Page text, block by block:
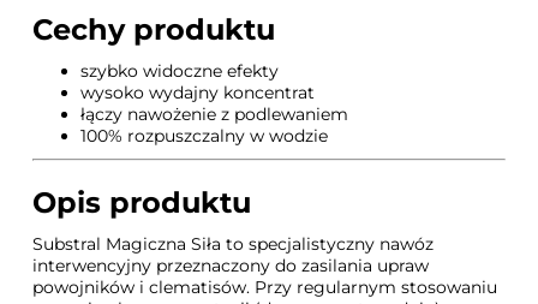
Cechy produktu
szybko widoczne efekty
wysoko wydajny koncentrat
łączy nawożenie z podlewaniem
100% rozpuszczalny w wodzie
Opis produktu
Substral Magiczna Siła to specjalistyczny nawóz
interwencyjny przeznaczony do zasilania upraw
powojników i clematisów. Przy regularnym stosowaniu